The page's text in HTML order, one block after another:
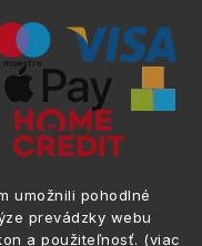
umožnili pohodlné
prevádzky webu
a použiteľnosť. (viac